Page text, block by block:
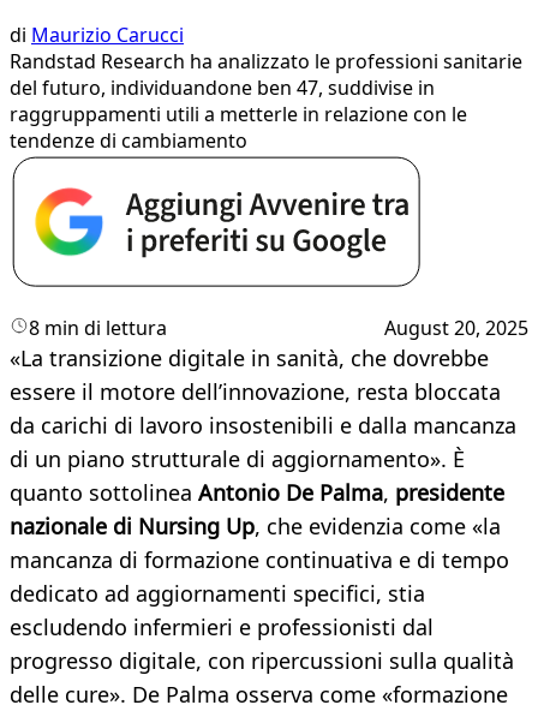
di Maurizio Carucci
Randstad Research ha analizzato le professioni sanitarie
del futuro, individuandone ben 47, suddivise in
raggruppamenti utili a metterle in relazione con le
tendenze di cambiamento
8 min di lettura August 20, 2025
«La transizione digitale in sanità, che dovrebbe
essere il motore dell’innovazione, resta bloccata
da carichi di lavoro insostenibili e dalla mancanza
di un piano strutturale di aggiornamento». È
quanto sottolinea Antonio De Palma, presidente
nazionale di Nursing Up, che evidenzia come «la
mancanza di formazione continuativa e di tempo
dedicato ad aggiornamenti specifici, stia
escludendo infermieri e professionisti dal
progresso digitale, con ripercussioni sulla qualità
delle cure». De Palma osserva come «formazione